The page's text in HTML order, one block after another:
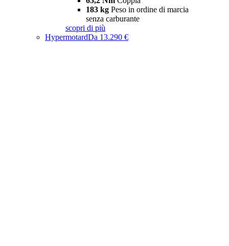
183 kg Peso in ordine di marcia
senza carburante
scopri di più
HypermotardDa 13.290 €